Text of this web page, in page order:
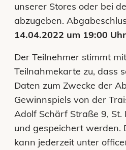
unserer Stores oder bei
abzugeben.
14.04.2022 um 19:00
Der Teilnehmer stimmt
Teilnahmekarte zu, dass
Daten zum Zwecke der
Gewinnspiels von der
Adolf Schärf Straße 9,
und gespeichert werden.
kann jederzeit unter